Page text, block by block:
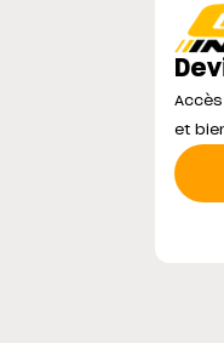
vise un retour en
et